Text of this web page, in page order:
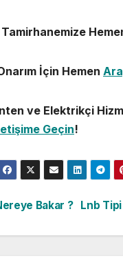
Tamirhanemize
İçin Hemen
ve Elektrikçi
Geçin!
Lnb
Bakar ?